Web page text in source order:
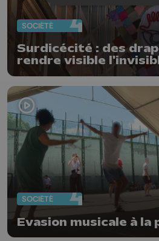
SOCIÉTÉ
Surdicécité : des
rendre visible
SOCIÉTÉ
Evasion musicale à la